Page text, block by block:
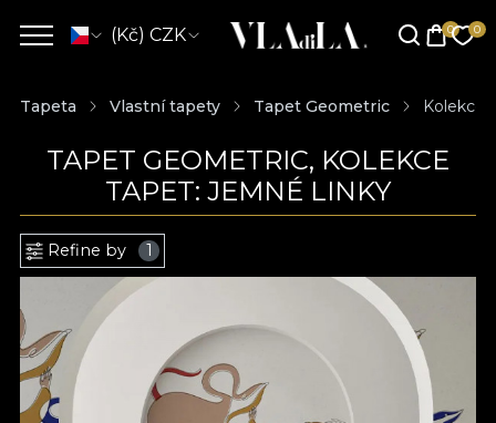
(Kč) CZK
Tapeta Vlastní tapety Tapet Geometric Kolekce
TAPET GEOMETRIC, KOLEKCE
TAPET: JEMNÉ LINKY
Refine by 1